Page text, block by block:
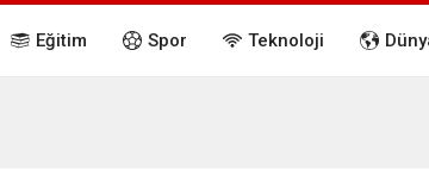
Eğitim Spor Teknoloji